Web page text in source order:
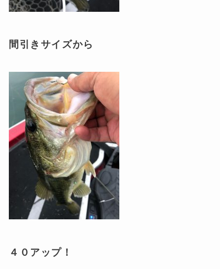
間引きサイズから
４０アップ！